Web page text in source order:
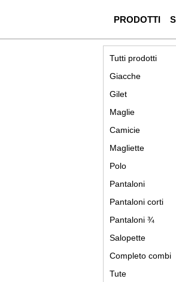
PRODOTTI
Tutti prodotti
Giacche
Gilet
Maglie
Camicie
Magliette
Polo
Pantaloni
Pantaloni corti
Pantaloni ¾
Salopette
Completo combi
Tute